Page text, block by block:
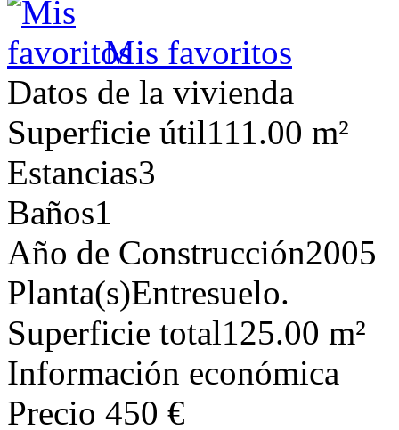
Mis favoritos
Datos de la vivienda
Superficie útil111.00 m²
Estancias3
Baños1
Año de Construcción2005
Planta(s)Entresuelo.
Superficie total125.00 m²
Información económica
Precio 450 €